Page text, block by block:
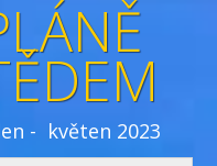
- květen 2023